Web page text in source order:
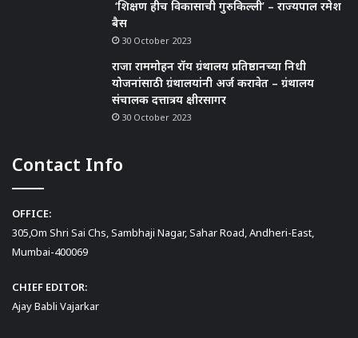
‘शिक्षण हीच विकासाची गुरुकिल्ली’ – राज्यपाल रमेश
बैस
30 October 2023
राजा राममोहन रॉय ग्रंथालय प्रतिष्ठानच्या निधी
योजनांसाठी ग्रंथालयांनी अर्ज करावेत – ग्रंथालय
संचालक दत्तात्रय क्षीरसागर
30 October 2023
Contact Info
OFFICE:
305,Om Shri Sai Chs, Sambhaji Nagar, Sahar Road, Andheri-East,
Mumbai-400069
CHIEF EDITOR:
Ajay Babli Vajarkar